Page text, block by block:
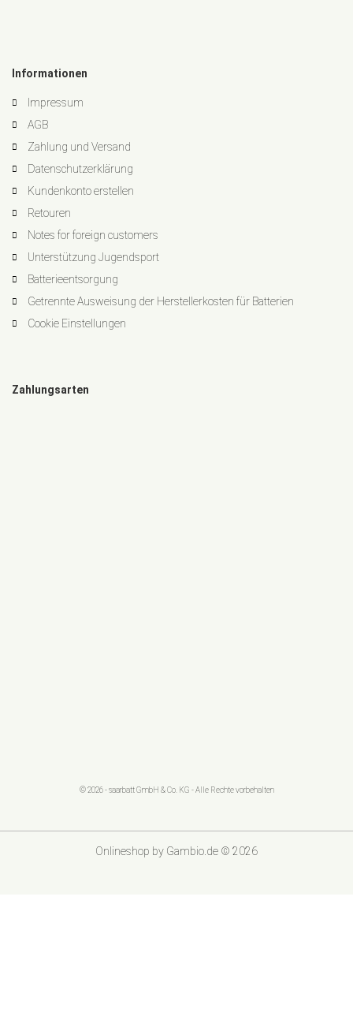
Informationen
Impressum
AGB
Zahlung und Versand
Datenschutzerklärung
Kundenkonto erstellen
Retouren
Notes for foreign customers
Unterstützung Jugendsport
Batterieentsorgung
Getrennte Ausweisung der Herstellerkosten für Batterien
Cookie Einstellungen
Zahlungsarten
© 2026 - saarbatt GmbH & Co. KG - Alle Rechte vorbehalten
Onlineshop by Gambio.de © 2026